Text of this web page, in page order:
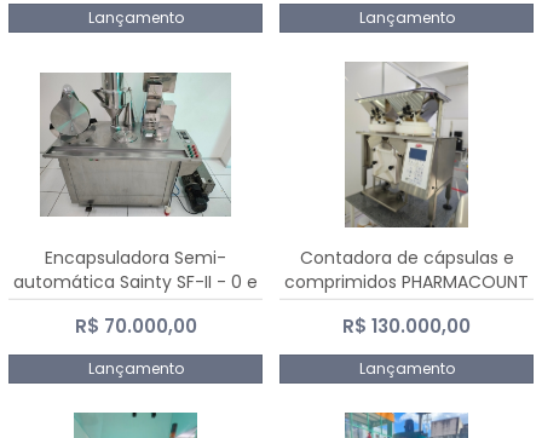
Lançamento Lançamento
Encapsuladora Semi-
automática Sainty SF-II - 0 e
00
R$ 70.000,00
Lançamento
Contadora de cápsulas e
comprimidos PHARMACOUNT
- 2-2R3
R$ 130.000,00
Lançamento